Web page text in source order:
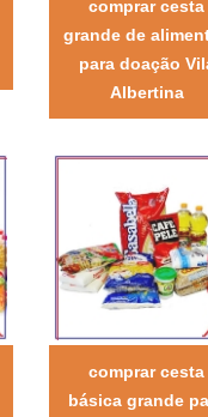
comprar cesta
grande de
para doação
Albertina
comprar cesta
básica grande